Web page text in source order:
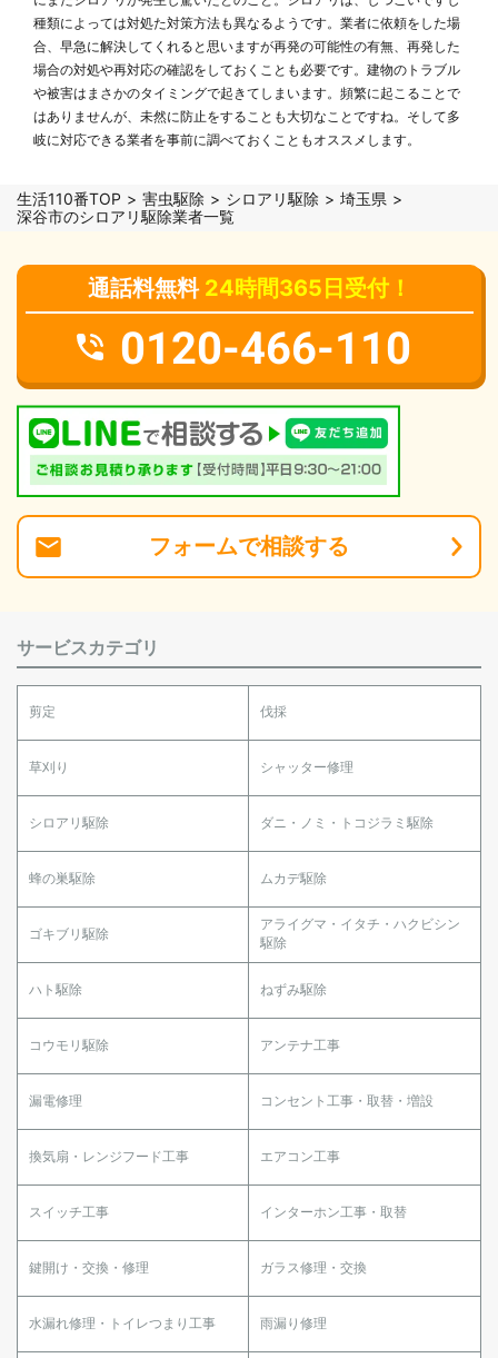
種類によっては対処た対策方法も異なるようです。業者に依頼をした場
合、早急に解決してくれると思いますが再発の可能性の有無、再発した
場合の対処や再対応の確認をしておくことも必要です。建物のトラブル
や被害はまさかのタイミングで起きてしまいます。頻繁に起こることで
はありませんが、未然に防止をすることも大切なことですね。そして多
岐に対応できる業者を事前に調べておくこともオススメします。
生活110番TOP 害虫駆除 シロアリ駆除
埼玉県
深谷市のシロアリ駆除業者一覧
通話料無料 24時間365日受付！
0120-466-110
フォームで相談する
サービスカテゴリ
剪定 伐採
草刈り シャッター修理
シロアリ駆除 ダニ・ノミ・トコジラミ駆除
蜂の巣駆除 ムカデ駆除
ゴキブリ駆除
アライグマ・イタチ・ハクビシン
駆除
ハト駆除 ねずみ駆除
コウモリ駆除 アンテナ工事
漏電修理 コンセント工事・取替・増設
換気扇・レンジフード工事 エアコン工事
スイッチ工事 インターホン工事・取替
鍵開け・交換・修理 ガラス修理・交換
水漏れ修理・トイレつまり工事 雨漏り修理